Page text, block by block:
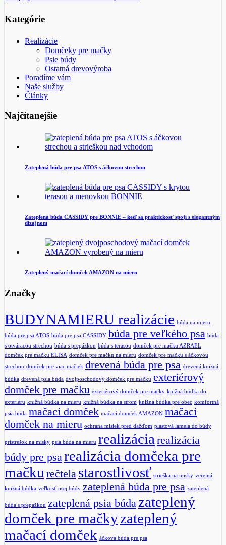
Kategórie
Realizácie
Domčeky pre mačky
Psie búdy
Ostatná drevovýroba
Poradíme vám
Naše služby
Články
Najčítanejšie
Zateplená búda pre psa ATOS s áčkovou strechou
Zateplená búda CASSIDY pre BONNIE – keď sa praktickosť spojí s elegantným
dizajnom
Zateplený mačací domček AMAZON na mieru
Značky
BUDYNAMIERU realizácie búda na mieru
búda pre psa ATOS búda pre psa CASSIDY búda pre veľkého psa búda
s otváracou strechou búda s prepážkou búda s terasou domček pre mačku AZRAEL
domček pre mačku ELISA domček pre mačku na mieru domček pre mačku s áčkovou
strechou domček pre viac mačiek drevená búda pre psa drevená knižná
búdka drevená psia búda dvojposchodový domček pre mačku exteriérový
domček pre mačku exteriérový domček pre mačky knižná búdka do
exteriéru knižná búdka na mieru knižná búdka na strom knižná búdka pre obec komfortná
psia búda mačací domček mačací domček AMAZON mačací
domček na mieru ochrana misiek pred dažďom plastová lamela do búdy
prístrešok na misky psia búda na mieru realizácia realizácia
búdy pre psarealizácia domčeka pre
mačku rečtela starostlivosť strieška na misky verejná
knižná búdka veľkosť psej búdy zateplená búda pre psa zateplená
búda s prepážkou zateplená psia búda zateplený
domček pre mačkyzateplený
mačací domček áčková búda pre psa